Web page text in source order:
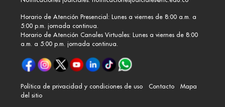
Horario de Atención Presencial: Lunes a viernes de 8:00 a.m. a
5:00 p.m. jornada continua.
Horario de Atención Canales Virtuales: Lunes a viernes de 8:00
a.m. a 5:00 p.m. jornada continua.
Política de privacidad y condiciones de uso Contacto
Mapa
del sitio